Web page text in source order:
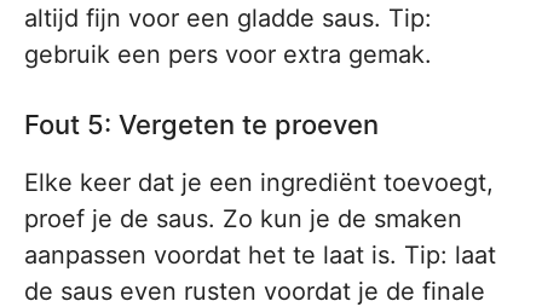
altijd fijn voor een gladde saus. Tip:
gebruik een pers voor extra gemak.
Fout 5: Vergeten te proeven
Elke keer dat je een ingrediënt toevoegt,
proef je de saus. Zo kun je de smaken
aanpassen voordat het te laat is. Tip: laat
de saus even rusten voordat je de finale